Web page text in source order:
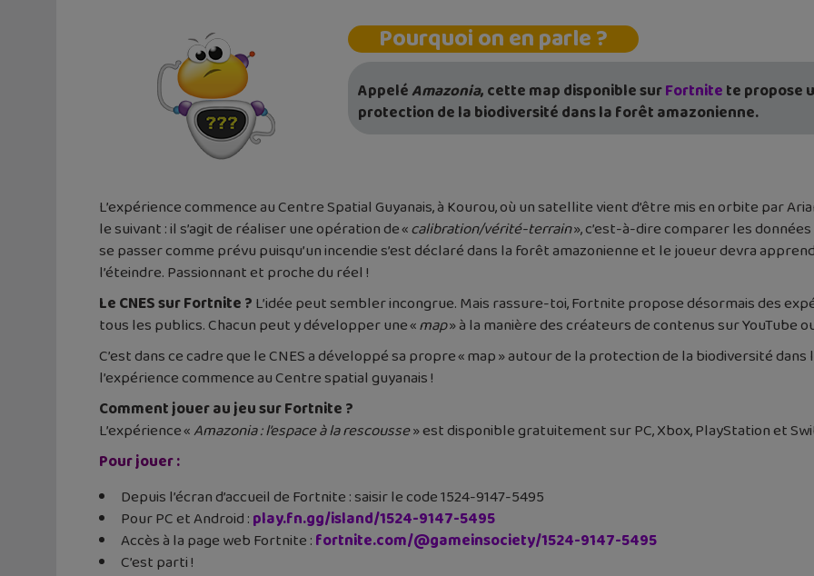
Pourquoi on en parle ?
AppeléAmazonia, cette map disponible surFortnitete propose
protection de la biodiversité dans la forêt amazonienne.
L’expérience commence au Centre Spatial Guyanais, à Kourou, où un satellite vient d’être mis en orbite par
le suivant : il s’agit de réaliser une opération de «calibration/vérité-terrain», c’est-à-dire comparer les
se passer comme prévu puisqu’un incendie s’est déclaré dans la forêt amazonienne et le joueur devra
l’éteindre. Passionnant et proche du réel !
Le CNES sur Fortnite ?L’idée peut sembler incongrue. Mais rassure-toi, Fortnite propose désormais des
tous les publics. Chacun peut y développer une «map» à la manière des créateurs de contenus sur YouTube
C’est dans ce cadre que le CNES a développé sa propre « map » autour de la protection de la biodiversité
l’expérience commence au Centre spatial guyanais !
Comment jouer au jeu sur Fortnite ?
L’expérience «Amazonia : l’espace à la rescousse» est disponible gratuitement sur PC, Xbox, PlayStation et
Pour jouer :
Depuis l’écran d’accueil de Fortnite : saisir le code 1524-9147-5495
Pour PC et Android :play.fn.gg/island/1524-9147-5495
Accès à la page web Fortnite :fortnite.com/@gameinsociety/1524-9147-5495
C’est parti !​